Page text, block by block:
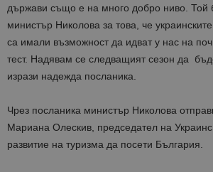
държави също е на много добро ниво. Той
министър Николова за това, че
са имали възможност да идват у нас на
тест. Надявам се следващият сезон да
изрази надежда посланика.
Чрез посланика министър Николова
Мариана Олескив, председател на
развитие на туризма да посети България.